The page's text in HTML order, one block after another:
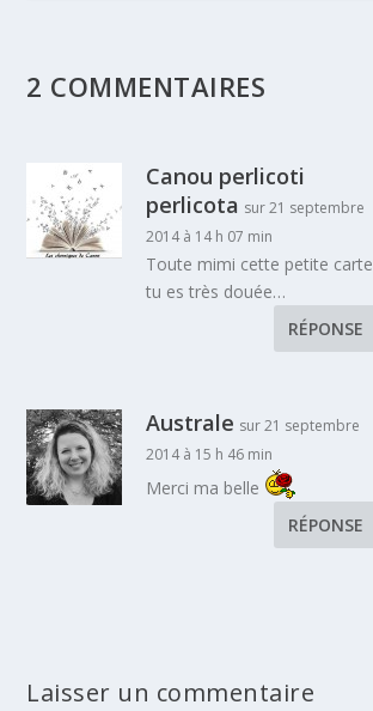
2 COMMENTAIRES
Canou perlicoti
perlicota sur 21 septembre
2014 à 14 h 07 min
Toute mimi cette petite carte
tu es très douée…
RÉPONSE
Australe sur 21 septembre
2014 à 15 h 46 min
Merci ma belle
RÉPONSE
Laisser un commentaire